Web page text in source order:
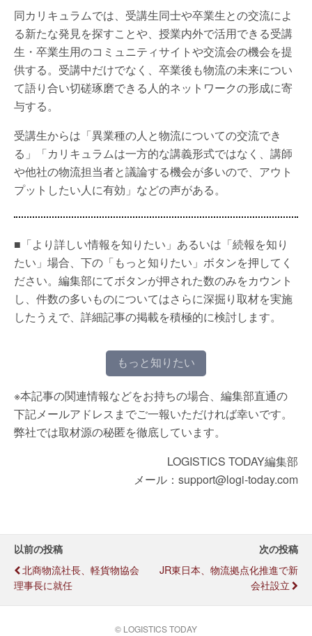
同カリキュラムでは、受講生同士や卒業生との交流によ
る新たな発見を探すことや、授業内外で活用できる受講
生・卒業生用のコミュニティサイトや交流会の機会を提
供する。受講中だけでなく、卒業後も物流の未来につい
て語り合い切磋琢磨できる人的ネットワークの形成に寄
与する。
受講生からは「異業種の人と物流についての交流でき
る」「カリキュラムは一方的な講義形式ではなく、講師
や他社の物流担当者と議論する機会が多いので、アウト
プットしたい人に有効」などの声がある。
■「より詳しい情報を知りたい」あるいは「続報を知り
たい」場合、下の「もっと知りたい」ボタンを押してく
ださい。編集部にてボタンが押された数のみをカウント
し、件数の多いものについてはさらに深掘り取材を実施
したうえで、詳細記事の掲載を積極的に検討します。
もっと知りたい
※本記事の関連情報などをお持ちの場合、編集部直通の
下記メールアドレスまでご一報いただければ幸いです。
弊社では取材源の秘匿を徹底しています。
LOGISTICS TODAY編集部
メール：support@logi-today.com
以前の投稿
北商物流社長、軽貨物協会
理事長に就任
次の投稿
JR東日本、物流拠点化推進で新
会社設立
© LOGISTICS TODAY